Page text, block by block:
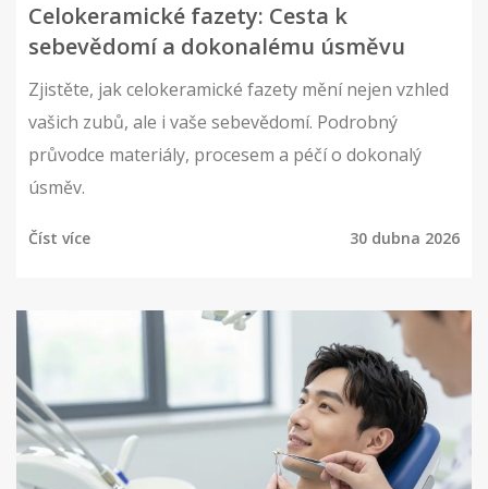
Celokeramické fazety: Cesta k
sebevědomí a dokonalému úsměvu
Zjistěte, jak celokeramické fazety mění nejen vzhled
vašich zubů, ale i vaše sebevědomí. Podrobný
průvodce materiály, procesem a péčí o dokonalý
úsměv.
Číst více 30 dubna 2026